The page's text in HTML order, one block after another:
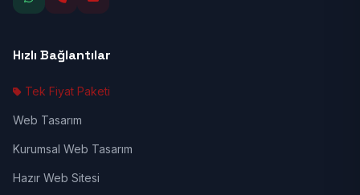
Hızlı Bağlantılar
Tek Fiyat Paketi
Web Tasarım
Kurumsal Web Tasarım
Hazır Web Sitesi